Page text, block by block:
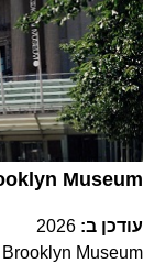
Museum
עודכן ב: 2026